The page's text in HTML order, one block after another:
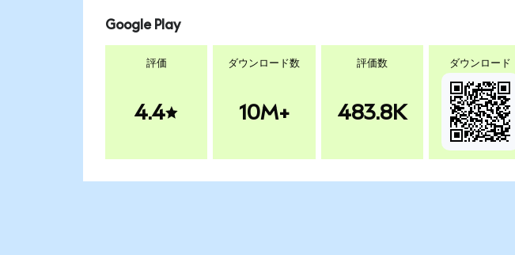
Google Play
評価
4.4
ダウンロード数
10M+
評価数
483.8K
ダウンロード